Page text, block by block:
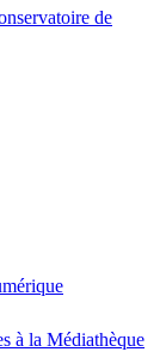
de
à la Médiathèque